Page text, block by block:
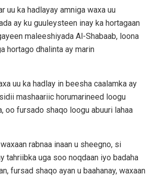
uu ka hadlayay amniga waxa uu
ay ku guuleysteen inay ka hortagaan
maleeshiyada Al-Shabaab, loona
hortago dhalinta ay marin
uu ka hadlay in beesha caalamka ay
mashaariic horumarineed loogu
oo fursado shaqo loogu abuuri lahaa
rabnaa inaan u sheegno, si
tahriibka uga soo noqdaan iyo badaha
fursad shaqo ayan u baahanay, waxaan